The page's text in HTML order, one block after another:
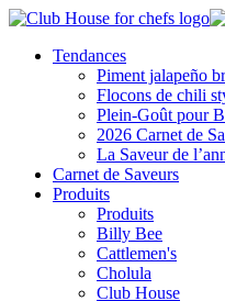
Tendances
Piment jalapeño
Flocons de chili
Plein-Goût pour
2026 Carnet de
La Saveur de
Carnet de Saveurs
Produits
Produits
Billy Bee
Cattlemen's
Cholula
Club House